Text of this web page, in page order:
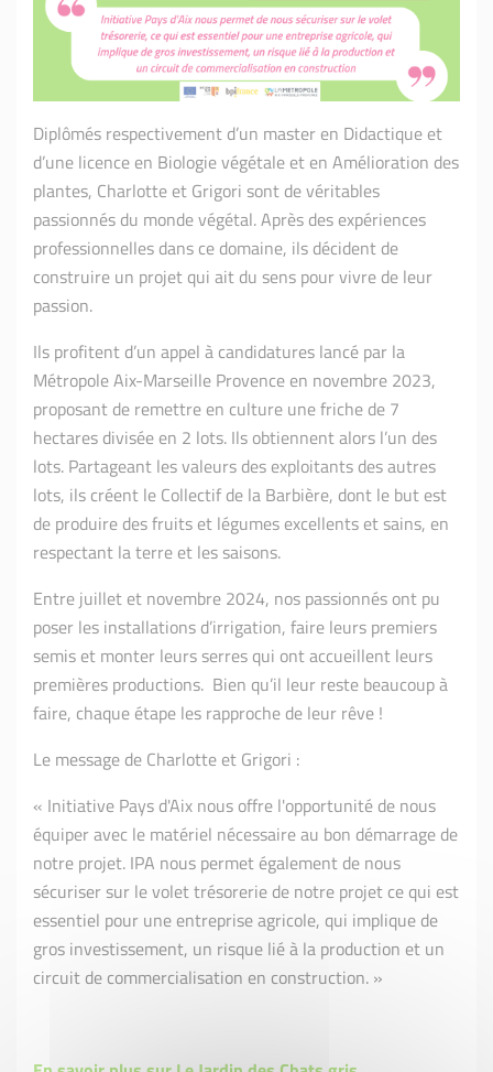
Diplômés respectivement d’un master en Didactique et
d’une licence en Biologie végétale et en Amélioration des
plantes, Charlotte et Grigori sont de véritables
passionnés du monde végétal. Après des expériences
professionnelles dans ce domaine, ils décident de
construire un projet qui ait du sens pour vivre de leur
passion.
Ils profitent d’un appel à candidatures lancé par la
Métropole Aix-Marseille Provence en novembre 2023,
proposant de remettre en culture une friche de 7
hectares divisée en 2 lots. Ils obtiennent alors l’un des
lots. Partageant les valeurs des exploitants des autres
lots, ils créent le Collectif de la Barbière, dont le but est
de produire des fruits et légumes excellents et sains, en
respectant la terre et les saisons.
Entre juillet et novembre 2024, nos passionnés ont pu
poser les installations d’irrigation, faire leurs premiers
semis et monter leurs serres qui ont accueillent leurs
premières productions. Bien qu’il leur reste beaucoup à
faire, chaque étape les rapproche de leur rêve !
Le message de Charlotte et Grigori :
« Initiative Pays d'Aix nous offre l'opportunité de nous
équiper avec le matériel nécessaire au bon démarrage de
notre projet. IPA nous permet également de nous
sécuriser sur le volet trésorerie de notre projet ce qui est
essentiel pour une entreprise agricole, qui implique de
gros investissement, un risque lié à la production et un
circuit de commercialisation en construction. »